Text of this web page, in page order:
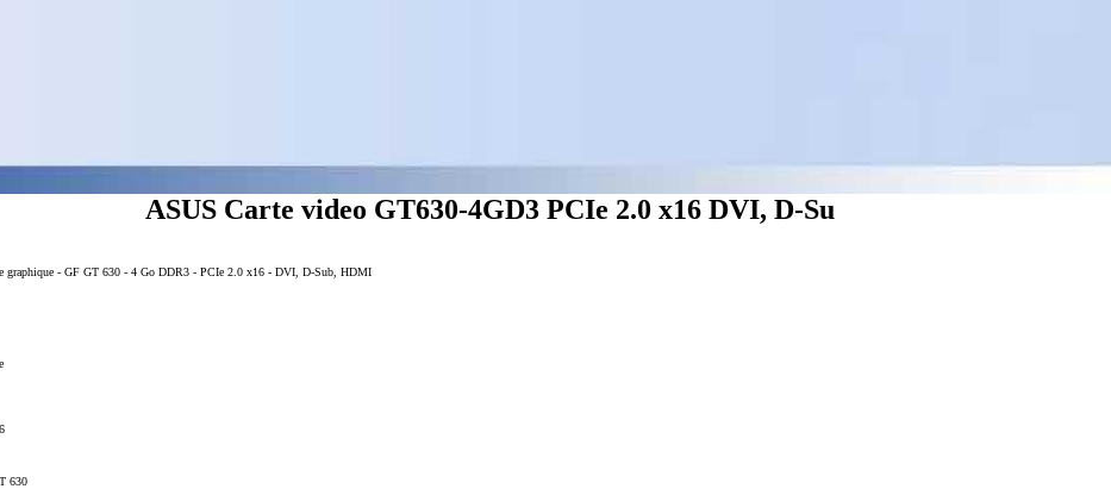
ASUS Carte video GT630-4GD3 PCIe 2.0 x16 DVI, D-Su
graphique - GF GT 630 - 4 Go DDR3 - PCIe 2.0 x16 - DVI, D-Sub, HDMI
630